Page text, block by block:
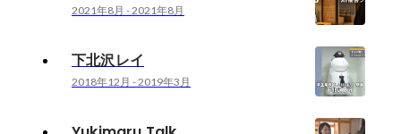
2021年8月 -2021年8月
下北沢レイ
2018年12月 -2019年3月